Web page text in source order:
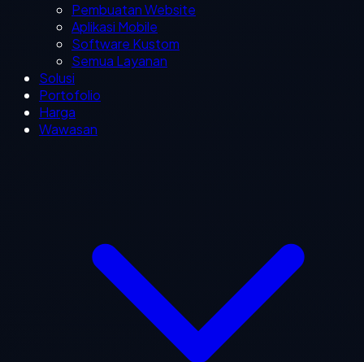
Pembuatan Website
Aplikasi Mobile
Software Kustom
Semua Layanan
Solusi
Portofolio
Harga
Wawasan